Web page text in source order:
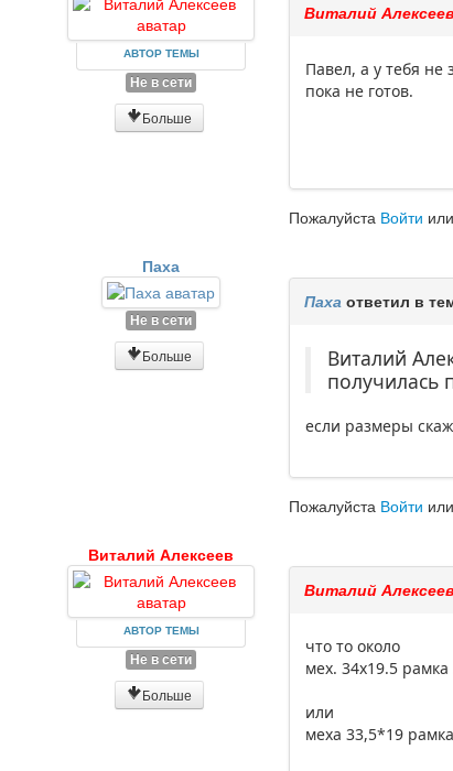
АВТОР ТЕМЫ
Не в сети
Больше
Виталий Алексеев
Павел, а у тебя не
пока не готов.
Пожалуйста Войти или
Паха
Не в сети
Больше
Паха ответил в
Виталий
получилась
если размеры
Пожалуйста Войти или
Виталий Алексеев
АВТОР ТЕМЫ
Не в сети
Больше
Виталий Алексеев
что то около
мех. 34х19.5 рамка
или
меха 33,5*19